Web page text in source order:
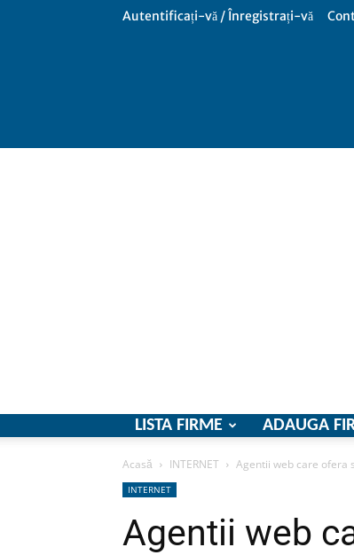
Autentificați-vă / Înregistrați-vă
LISTA FIRME ADAUGA
Acasă INTERNET Agentii web care ofera
INTERNET
Agentii web